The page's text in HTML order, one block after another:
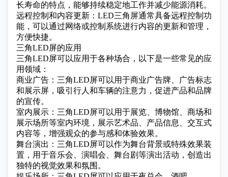
长寿命的特点，能够持续稳定地工作并减少能源消耗。
远程控制和内容更新：LED三角屏通常具备远程控制功
能，可以通过网络或控制系统进行内容的更新和管理，
方便快捷。
三角LED屏的应用
三角LED屏可以应用于各种场合，以下是一些常见的应
用领域：
商业广告：三角LED屏可以用于商业广告牌、广告标志
和展示屏，吸引行人和车辆的注意力，促进产品和品牌
的宣传。
室内展示：三角LED屏可以用于展览、博物馆、商场和
展示场所等室内环境，展示艺术品、产品信息、交互式
内容等，增强观众的参与感和体验效果。
舞台演出：三角LED屏可以作为舞台背景或特殊效果装
置，用于音乐会、演唱会、舞台剧等演出活动，创造出
独特的视觉效果和氛围。